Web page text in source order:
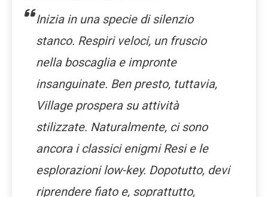
Inizia in una specie di silenzio
stanco. Respiri veloci, un fruscio
nella boscaglia e impronte
insanguinate. Ben presto, tuttavia,
Village prospera su attività
stilizzate. Naturalmente, ci sono
ancora i classici enigmi Resi e le
esplorazioni low-key. Dopotutto, devi
riprendere fiato e, soprattutto,